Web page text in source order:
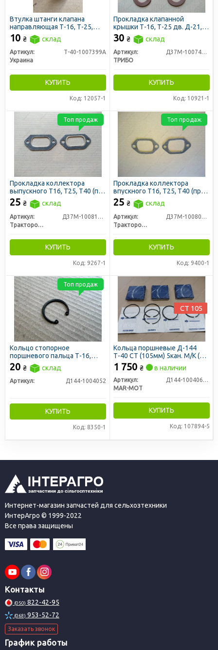
Втулка штанги клапана
направляющая Т-16, Т-25,
Т-40
10 ₴ склад
Артикул:
Т-40-1007399А
Украина
КУПИТЬ
Код: 12057-1
Прокладка клапанной
крышки Т-16, Т-25 дв. Д-21,
Т-40 дв. Д-144 (пр-во Трибо)
30 ₴ склад
Артикул:
Д37М-1007419-А2
ТРИБО
КУПИТЬ
Код: 10921-1
Прокладка коллектора
выпускного Т16, Т25, Т40 (пр-
во ЛЗТД)
25 ₴ склад
Артикул:
Д37М-1008170Б-Р
Трактородеталь г. Лозовая
КУПИТЬ
Код: 9267-1
Топ продаж
Прокладка коллектора
впускного Т16, Т25, Т40 (пр-
во ЛЗТД)
25 ₴ склад
Артикул:
Д37М-1008070Б-Р
Трактородеталь г. Лозовая
КУПИТЬ
Код: 9400-1
Топ продаж
Кольцо стопорное
поршневого пальца Т-16,
Т-25, Т-40
20 ₴ склад
Артикул: Д144-1004052
КУПИТЬ
Код: 8350-1
Топ продаж
Кольца поршневые Д-144
Т-40 СТ (105мм) 5кан. М/К (пр-
во Mar-Mot)
1 750 ₴ в наличии
Артикул:
Д144-1004060Б1
MAR-MOT
КУПИТЬ
Код: 107894-5
СТ 105
Интернет-магазин запчастей для сельхозтехники
ИнтерАгро © 1999-2022
Все права защищены
Контакты
(050) 822-42-95
(068) 953-52-72
Заказать звонок
График работы